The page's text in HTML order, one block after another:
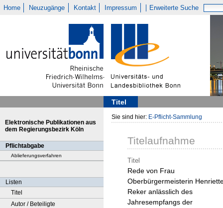
Home Neuzugänge Kontakt Impressum Erweiterte Suche
Titel
Elektronische Publikationen aus
dem Regierungsbezirk Köln
Pflichtabgabe
Ablieferungsverfahren
Listen
Titel
Autor / Beteiligte
Sie sind hier: E-Pflicht-Sammlung
Titelaufnahme
Titel
Rede von Frau
Oberbürgermeisterin
Reker anlässlich des
Jahresempfangs der